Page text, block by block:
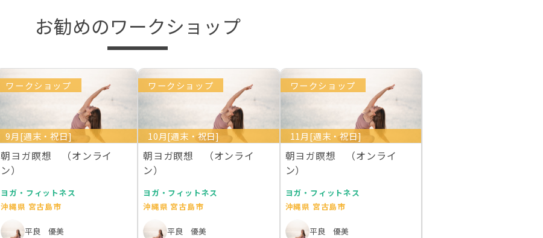
お勧めのワークショップ
ワークショップ
9月[週末・祝日]
朝ヨガ瞑想 （オンライ
ン）
ヨガ・フィットネス
沖縄県 宮古島市
平良 優美
ワークショップ
10月[週末・祝日]
朝ヨガ瞑想 （オンライ
ン）
ヨガ・フィットネス
沖縄県 宮古島市
平良 優美
ワークショップ
11月[週末・祝日]
朝ヨガ瞑想 （オンライ
ン）
ヨガ・フィットネス
沖縄県 宮古島市
平良 優美